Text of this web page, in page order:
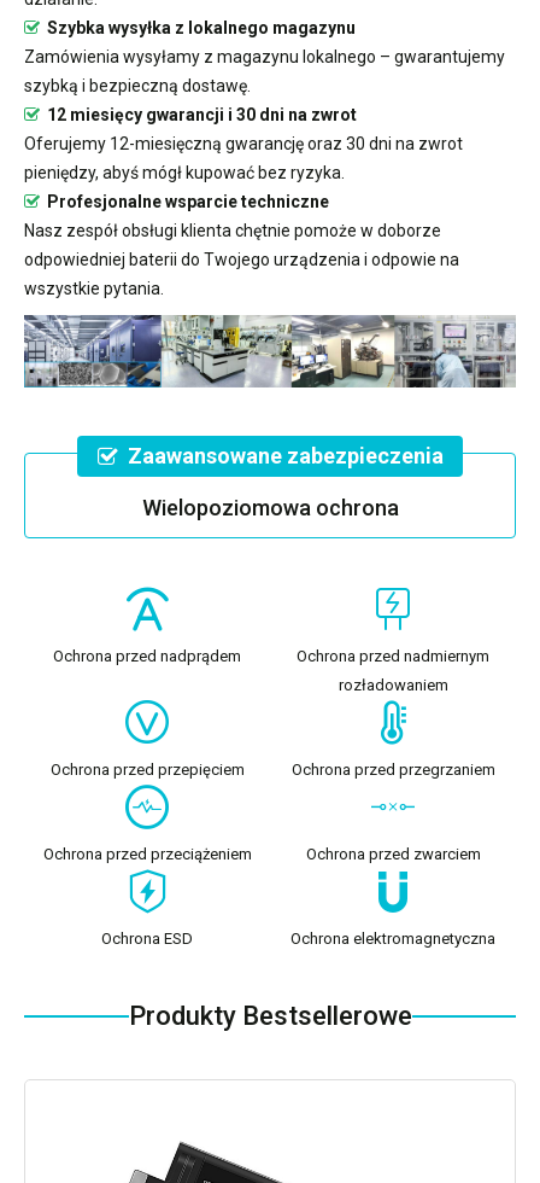
Szybka wysyłka z lokalnego magazynu
Zamówienia wysyłamy z magazynu lokalnego – gwarantujemy
szybką i bezpieczną dostawę.
12 miesięcy gwarancji i 30 dni na zwrot
Oferujemy 12-miesięczną gwarancję oraz 30 dni na zwrot
pieniędzy, abyś mógł kupować bez ryzyka.
Profesjonalne wsparcie techniczne
Nasz zespół obsługi klienta chętnie pomoże w doborze
odpowiedniej baterii do Twojego urządzenia i odpowie na
wszystkie pytania.
Zaawansowane zabezpieczenia
Wielopoziomowa ochrona
Ochrona przed nadprądem
Ochrona przed nadmiernym
rozładowaniem
Ochrona przed przepięciem Ochrona przed przegrzaniem
Ochrona przed przeciążeniem Ochrona przed zwarciem
Ochrona ESD Ochrona elektromagnetyczna
Produkty Bestsellerowe